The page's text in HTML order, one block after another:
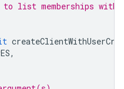
to list memberships
,